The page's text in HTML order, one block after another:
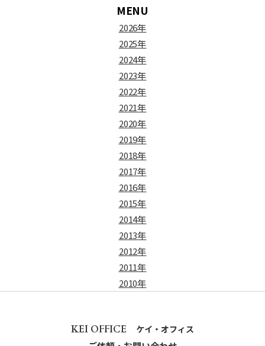
MENU
2026年
2025年
2024年
2023年
2022年
2021年
2020年
2019年
2018年
2017年
2016年
2015年
2014年
2013年
2012年
2011年
2010年
KEI OFFICE ケイ・オフィス